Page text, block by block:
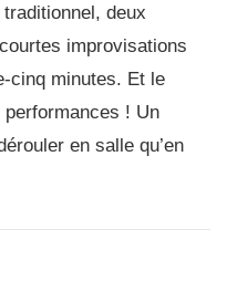
deux
improvisations
cinq minutes. Et le
! Un
en salle qu’en